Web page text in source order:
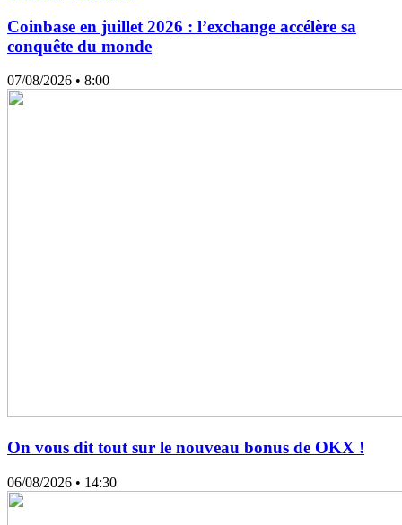
Coinbase en juillet 2026 : l’exchange accélère sa
conquête du monde
07/08/2026 • 8:00
On vous dit tout sur le nouveau bonus de OKX !
06/08/2026 • 14:30